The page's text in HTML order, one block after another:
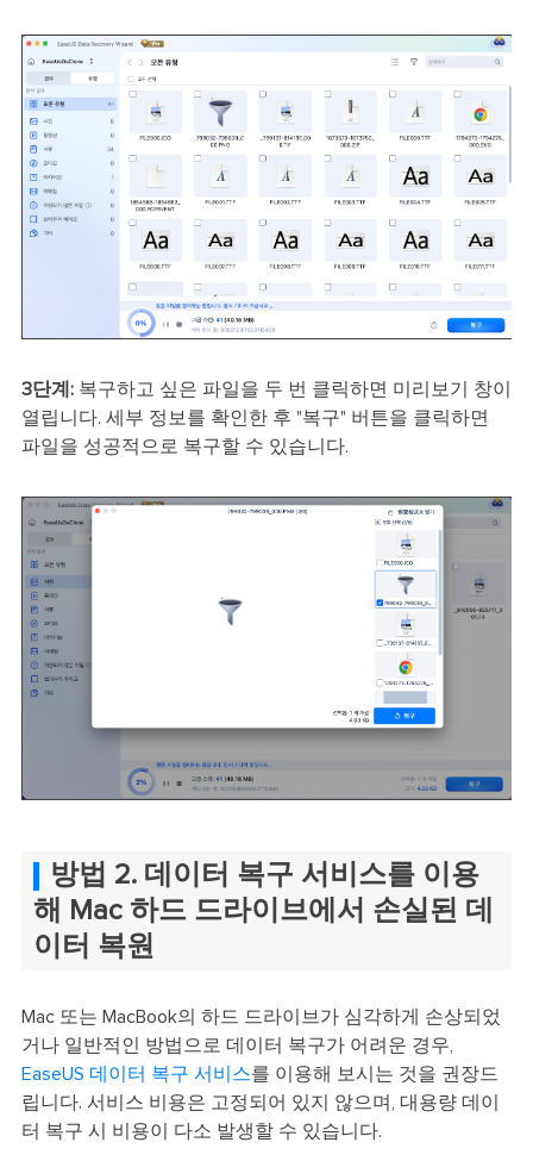
3단계: 복구하고 싶은 파일을 두 번 클릭하면 미리보기 창이
열립니다. 세부 정보를 확인한 후 "복구" 버튼을 클릭하면
파일을 성공적으로 복구할 수 있습니다.
방법 2. 데이터 복구 서비스를 이용
해 Mac 하드 드라이브에서 손실된 데
이터 복원
Mac 또는 MacBook의 하드 드라이브가 심각하게 손상되었
거나 일반적인 방법으로 데이터 복구가 어려운 경우,
EaseUS 데이터 복구 서비스를 이용해 보시는 것을 권장드
립니다. 서비스 비용은 고정되어 있지 않으며, 대용량 데이
터 복구 시 비용이 다소 발생할 수 있습니다.